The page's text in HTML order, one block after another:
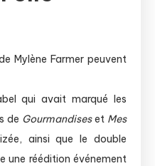
Mylène Farmer peuvent
qui avait marqué les
de Gourmandiseset Mes
ainsi que le double
une réédition événement